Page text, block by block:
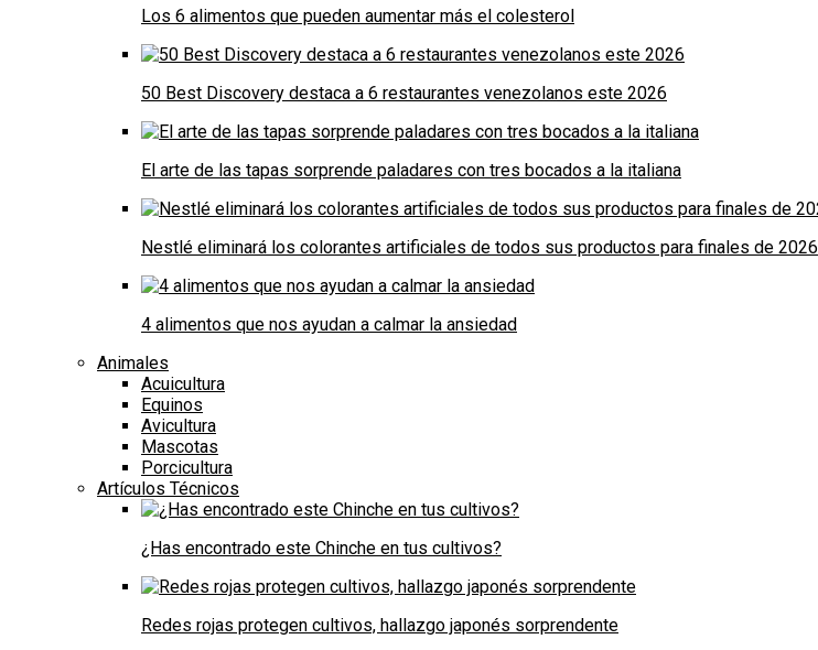
Los 6 alimentos que pueden aumentar más el colesterol
50 Best Discovery destaca a 6 restaurantes venezolanos este 2026
El arte de las tapas sorprende paladares con tres bocados a la italiana
Nestlé eliminará los colorantes artificiales de todos sus productos para finales de 2026
4 alimentos que nos ayudan a calmar la ansiedad
Animales
Acuicultura
Equinos
Avicultura
Mascotas
Porcicultura
Artículos Técnicos
¿Has encontrado este Chinche en tus cultivos?
Redes rojas protegen cultivos, hallazgo japonés sorprendente